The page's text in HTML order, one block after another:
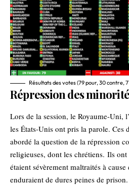
Résultats des votes (79 pour, 30 contre,
Répression des
Lors de la session, le Royaume-Uni,
les États-Unis ont pris la parole. Ces
abordé la question de la répression
religieuses, dont les chrétiens. Ils
étaient sévèrement maltraités à
enduraient de dures peines de